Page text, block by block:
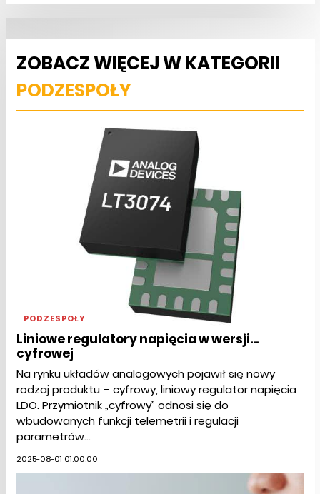
ZOBACZ WIĘCEJ W KATEGORII
PODZESPOŁY
PODZESPOŁY
Liniowe regulatory napięcia w wersji...
cyfrowej
Na rynku układów analogowych pojawił się nowy
rodzaj produktu – cyfrowy, liniowy regulator napięcia
LDO. Przymiotnik „cyfrowy” odnosi się do
wbudowanych funkcji telemetrii i regulacji
parametrów...
2025-08-01 01:00:00